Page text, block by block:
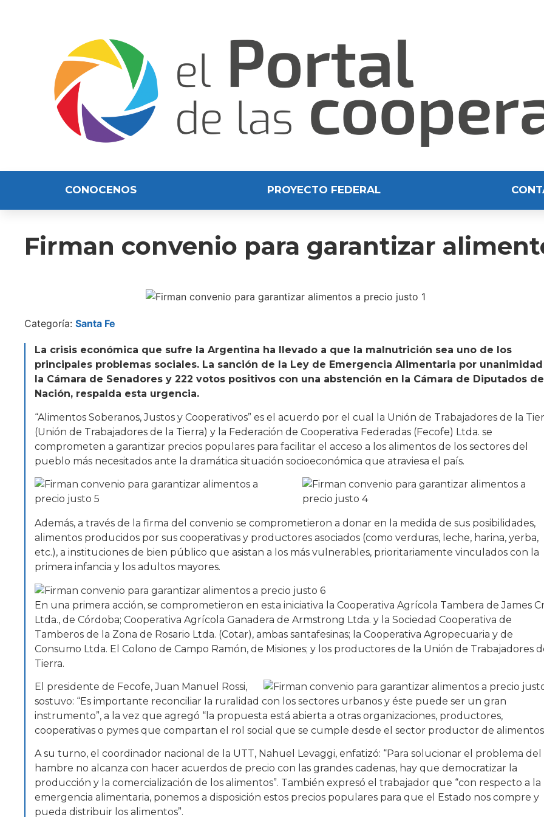
CONOCENOS PROYECTO FEDERAL
Firman convenio para garantizar
Categoría: Santa Fe
La crisis económica que sufre la Argentina ha llevado a que la malnutrición sea uno de los
principales problemas sociales. La sanción de la Ley de Emergencia Alimentaria por
la Cámara de Senadores y 222 votos positivos con una abstención en la Cámara de Diputados
Nación, respalda esta urgencia.
“Alimentos Soberanos, Justos y Cooperativos” es el acuerdo por el cual la Unión de Trabajadores de la
(Unión de Trabajadores de la Tierra) y la Federación de Cooperativa Federadas (Fecofe) Ltda. se
comprometen a garantizar precios populares para facilitar el acceso a los alimentos de los sectores del
pueblo más necesitados ante la dramática situación socioeconómica que atraviesa el país.
Además, a través de la firma del convenio se comprometieron a donar en la medida de sus posibilidades,
alimentos producidos por sus cooperativas y productores asociados (como verduras, leche, harina, yerba,
etc.), a instituciones de bien público que asistan a los más vulnerables, prioritariamente vinculados con la
primera infancia y los adultos mayores.
En una primera acción, se comprometieron en esta iniciativa la Cooperativa Agrícola Tambera de James
Ltda., de Córdoba; Cooperativa Agrícola Ganadera de Armstrong Ltda. y la Sociedad Cooperativa de
Tamberos de la Zona de Rosario Ltda. (Cotar), ambas santafesinas; la Cooperativa Agropecuaria y de
Consumo Ltda. El Colono de Campo Ramón, de Misiones; y los productores de la Unión de Trabajadores
Tierra.
El presidente de Fecofe, Juan Manuel Rossi,
sostuvo: “Es importante reconciliar la ruralidad con los sectores urbanos y éste puede ser un gran
instrumento”, a la vez que agregó “la propuesta está abierta a otras organizaciones, productores,
cooperativas o pymes que compartan el rol social que se cumple desde el sector productor de
A su turno, el coordinador nacional de la UTT, Nahuel Levaggi, enfatizó: “Para solucionar el problema del
hambre no alcanza con hacer acuerdos de precio con las grandes cadenas, hay que democratizar la
producción y la comercialización de los alimentos”. También expresó el trabajador que “con respecto a la
emergencia alimentaria, ponemos a disposición estos precios populares para que el Estado nos compre y
pueda distribuir los alimentos”.